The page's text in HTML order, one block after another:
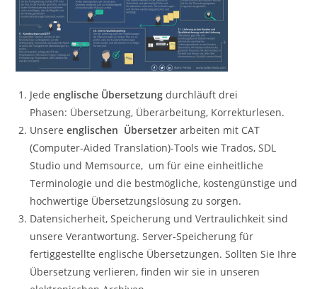
Jedeenglische Übersetzung durchläuft drei
Phasen: Übersetzung, Überarbeitung, Korrekturlesen.
Unsereenglischen Übersetzer arbeiten mit CAT
(Computer-Aided Translation)-Tools wie Trados, SDL
Studio und Memsource, um für eine einheitliche
Terminologie und die bestmögliche, kostengünstige und
hochwertige Übersetzungslösung zu sorgen.
Datensicherheit, Speicherung und Vertraulichkeit sind
unsere Verantwortung. Server-Speicherung für
fertiggestellte englische Übersetzungen. Sollten Sie Ihre
Übersetzung verlieren, finden wir sie in unseren